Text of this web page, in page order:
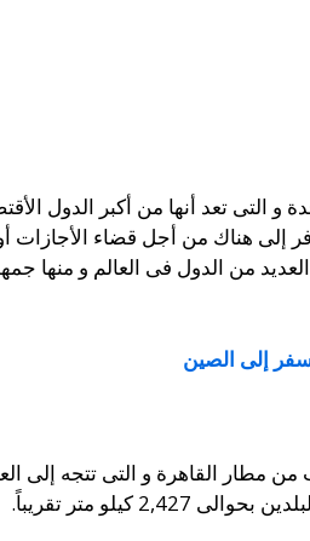
التى تعد أنها من أكبر الدول
هناك من أجل قضاء الأجازات
من الدول فى العالم و منها
إلى الصين
مطار القاهرة و التى تتجه إلى